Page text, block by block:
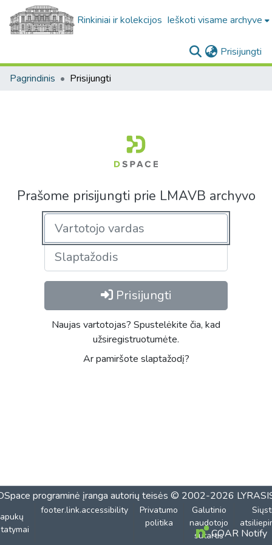
Rinkiniai ir kolekcijos Ieškoti visame archyve
Prisijungti
Pagrindinis Prisijungti
Prašome prisijungti prie LMAVB archyvo
Prisijungti
Naujas vartotojas? Spustelėkite čia, kad
užsiregistruotumėte.
Ar pamiršote slaptažodį?
programinė įranga autorių teisės © 2002-2026
footer.link.accessibility
Privatumo
politika
Galutinio
naudotojo
sutartisCOAR Notify